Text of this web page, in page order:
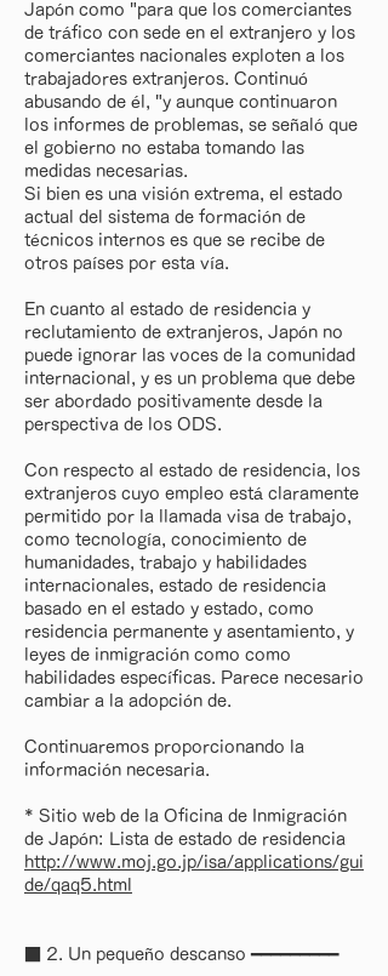
Japón como "para que los comerciantes
de tráfico con sede en el extranjero y los
comerciantes nacionales exploten a los
trabajadores extranjeros. Continuó
abusando de él, "y aunque continuaron
los informes de problemas, se señaló que
el gobierno no estaba tomando las
medidas necesarias.
Si bien es una visión extrema, el estado
actual del sistema de formación de
técnicos internos es que se recibe de
otros países por esta vía.
En cuanto al estado de residencia y
reclutamiento de extranjeros, Japón no
puede ignorar las voces de la comunidad
internacional, y es un problema que debe
ser abordado positivamente desde la
perspectiva de los ODS.
Con respecto al estado de residencia, los
extranjeros cuyo empleo está claramente
permitido por la llamada visa de trabajo,
como tecnología, conocimiento de
humanidades, trabajo y habilidades
internacionales, estado de residencia
basado en el estado y estado, como
residencia permanente y asentamiento, y
leyes de inmigración como como
habilidades específicas. Parece necesario
cambiar a la adopción de.
Continuaremos proporcionando la
información necesaria.
* Sitio web de la Oficina de Inmigración
de Japón: Lista de estado de residencia
http://www.moj.go.jp/isa/applications/gui
de/qaq5.html
■ 2. Un pequeño descanso ━━━━━━━━━